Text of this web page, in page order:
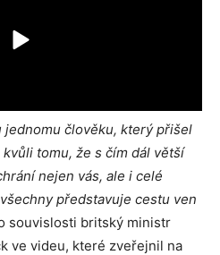
jednomu člověku, který přišel
tomu, že s čím dál větší
nejen vás, ale i celé
představuje cestu ven
souvislosti britský ministr
ve videu, které zveřejnil na